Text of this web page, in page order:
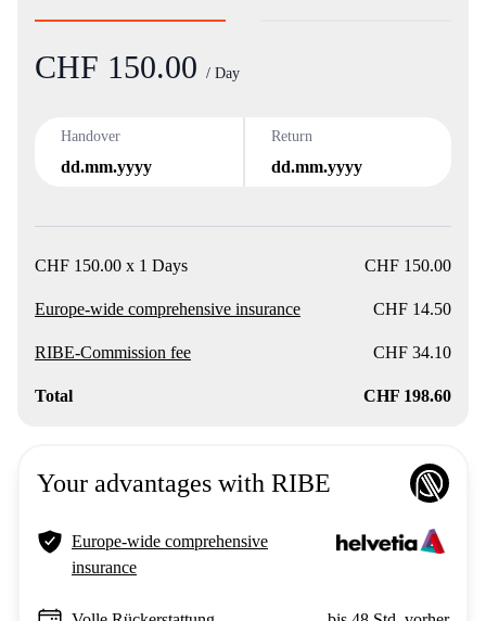
Product
CHF 150.00 / Day
Handover
dd.mm.yyyy
Return
dd.mm.yyyy
CHF 150.00 x 1 Days CHF 150.00
Europe-wide comprehensive insurance CHF 14.50
RIBE-Commission fee CHF 34.10
Total CHF 198.60
Your advantages with RIBE
Europe-wide comprehensive
insurance